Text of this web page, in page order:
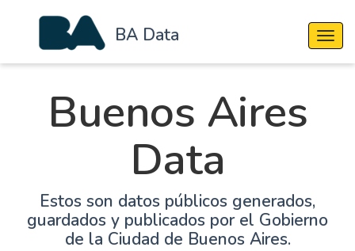
BA Data
Buenos Aires
Data
Estos son datos públicos generados,
guardados y publicados por el Gobierno
de la Ciudad de Buenos Aires.